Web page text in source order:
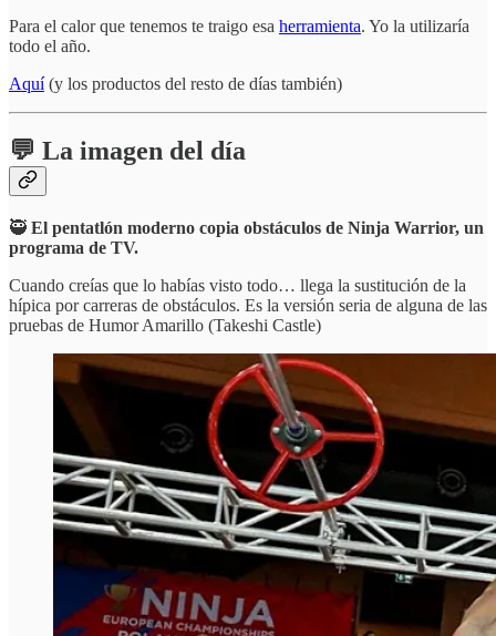
Para el calor que tenemos te traigo esa herramienta. Yo la utilizaría
todo el año.
Aquí(y los productos del resto de días también)
💬 La imagen del día
🥷 El pentatlón moderno copia obstáculos de Ninja Warrior, un
programa de TV.
Cuando creías que lo habías visto todo… llega la sustitución de la
hípica por carreras de obstáculos. Es la versión seria de alguna de las
pruebas de Humor Amarillo (Takeshi Castle)